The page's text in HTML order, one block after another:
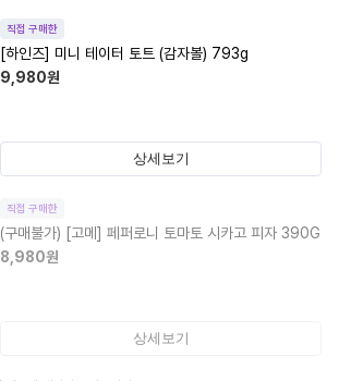
직접 구매한
[하인즈] 미니 테이터 토트 (감자볼) 793g
9,980원
상세보기
직접 구매한
(구매불가) [고메] 페퍼로니 토마토 시카고 피자 390G
8,980원
상세보기